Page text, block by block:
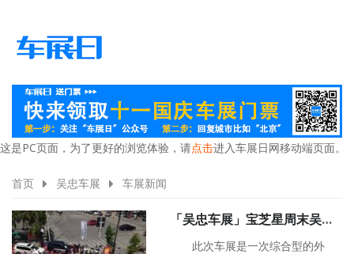
这是PC页面，为了更好的浏览体验，请点击进入车展日网移动端页面。
首页 吴忠车展 车展新闻
「吴忠车展」宝芝星周末吴忠
车展活动圆满结束
此次车展是一次综合型的外